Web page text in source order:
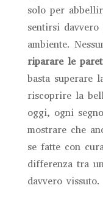
solo per
sentirsi
ambiente.
riparare le
basta superare
riscoprire la
oggi, ogni
mostrare che
se fatte con
differenza tra
davvero vissuto.